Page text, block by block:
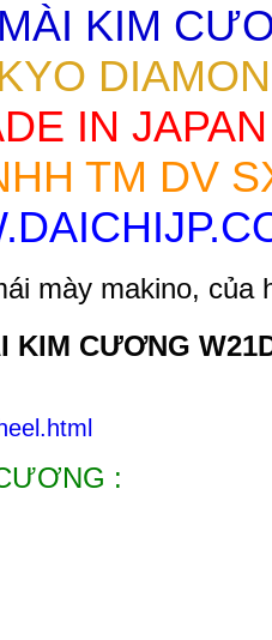
KIM
IN JAPAN
TM DV
mày makino, của
KIM CƯƠNG
: